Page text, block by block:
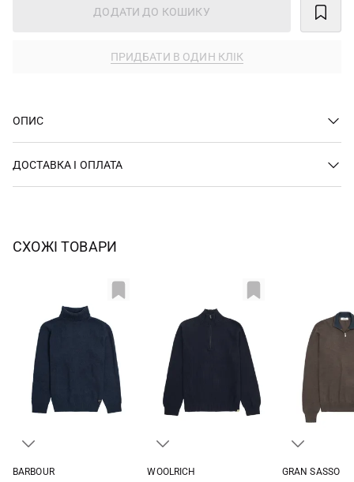
ДОДАТИ ДО КОШИКУ
ПРИДБАТИ В ОДИН КЛІК
ОПИС
ДОСТАВКА І ОПЛАТА
СХОЖІ ТОВАРИ
BARBOUR
WOOLRICH
GRAN SASSO